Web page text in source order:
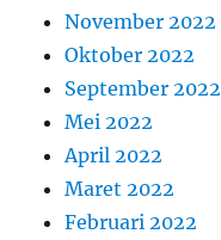
November 2022
Oktober 2022
September 2022
Mei 2022
April 2022
Maret 2022
Februari 2022